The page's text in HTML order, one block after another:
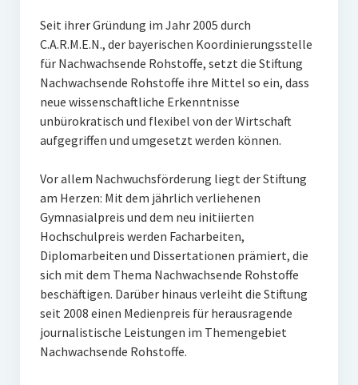
Seit ihrer Gründung im Jahr 2005 durch
C.A.R.M.E.N., der bayerischen Koordinierungsstelle
für Nachwachsende Rohstoffe, setzt die Stiftung
Nachwachsende Rohstoffe ihre Mittel so ein, dass
neue wissenschaftliche Erkenntnisse
unbürokratisch und flexibel von der Wirtschaft
aufgegriffen und umgesetzt werden können.
Vor allem Nachwuchsförderung liegt der Stiftung
am Herzen: Mit dem jährlich verliehenen
Gymnasialpreis und dem neu initiierten
Hochschulpreis werden Facharbeiten,
Diplomarbeiten und Dissertationen prämiert, die
sich mit dem Thema Nachwachsende Rohstoffe
beschäftigen. Darüber hinaus verleiht die Stiftung
seit 2008 einen Medienpreis für herausragende
journalistische Leistungen im Themengebiet
Nachwachsende Rohstoffe.